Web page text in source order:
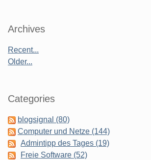
Sidebar
Archives
Recent...
Older...
Categories
blogsignal (80)
Computer und Netze (144)
Admintipp des Tages (19)
Freie Software (52)